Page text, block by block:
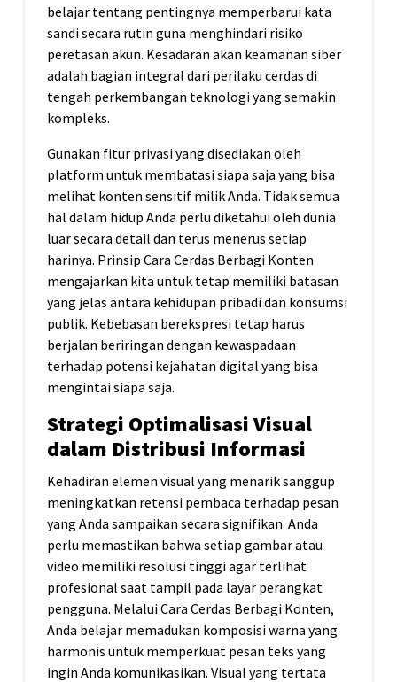
belajar tentang pentingnya memperbarui kata
sandi secara rutin guna menghindari risiko
peretasan akun. Kesadaran akan keamanan siber
adalah bagian integral dari perilaku cerdas di
tengah perkembangan teknologi yang semakin
kompleks.
Gunakan fitur privasi yang disediakan oleh
platform untuk membatasi siapa saja yang bisa
melihat konten sensitif milik Anda. Tidak semua
hal dalam hidup Anda perlu diketahui oleh dunia
luar secara detail dan terus menerus setiap
harinya. Prinsip Cara Cerdas Berbagi Konten
mengajarkan kita untuk tetap memiliki batasan
yang jelas antara kehidupan pribadi dan konsumsi
publik. Kebebasan berekspresi tetap harus
berjalan beriringan dengan kewaspadaan
terhadap potensi kejahatan digital yang bisa
mengintai siapa saja.
Strategi Optimalisasi Visual
dalam Distribusi Informasi
Kehadiran elemen visual yang menarik sanggup
meningkatkan retensi pembaca terhadap pesan
yang Anda sampaikan secara signifikan. Anda
perlu memastikan bahwa setiap gambar atau
video memiliki resolusi tinggi agar terlihat
profesional saat tampil pada layar perangkat
pengguna. Melalui Cara Cerdas Berbagi Konten,
Anda belajar memadukan komposisi warna yang
harmonis untuk memperkuat pesan teks yang
ingin Anda komunikasikan. Visual yang tertata